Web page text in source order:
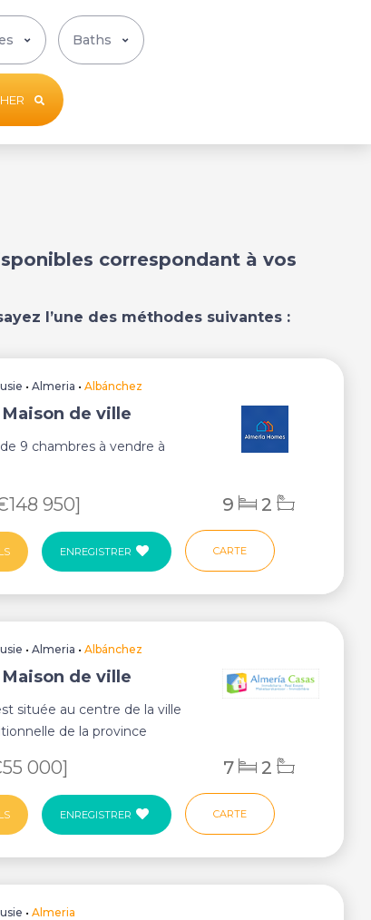
correspondant à vos
l’une des méthodes suivantes :
•Almeria •Albánchez
de ville
9 chambres à vendre à
950] 9 2
ENREGISTRER CARTE
•Almeria •Albánchez
de ville
située au centre de la ville
de la province
000] 7 2
ENREGISTRER CARTE
•Almeria